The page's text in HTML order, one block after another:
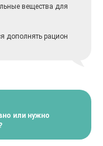
вещества для
дополнять рацион
или нужно